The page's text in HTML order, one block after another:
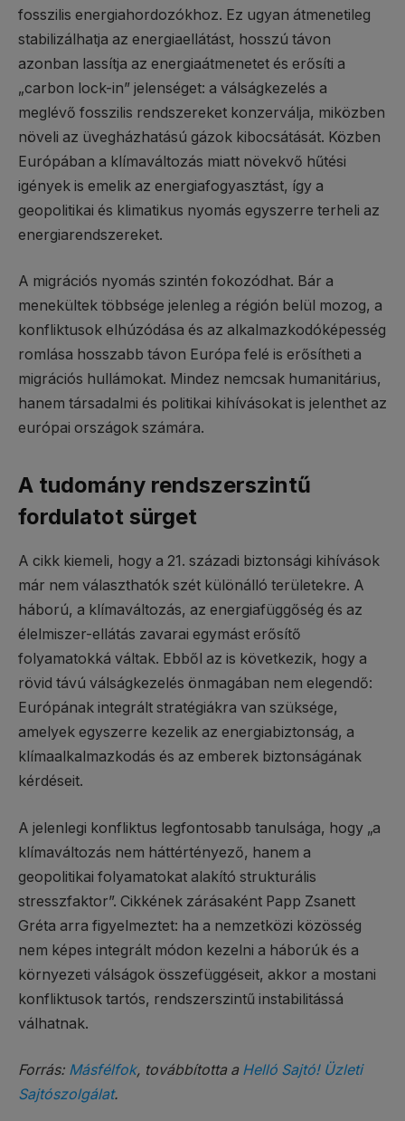
fosszilis energiahordozókhoz. Ez ugyan átmenetileg
stabilizálhatja az energiaellátást, hosszú távon
azonban lassítja az energiaátmenetet és erősíti a
„carbon lock-in” jelenséget: a válságkezelés a
meglévő fosszilis rendszereket konzerválja, miközben
növeli az üvegházhatású gázok kibocsátását. Közben
Európában a klímaváltozás miatt növekvő hűtési
igények is emelik az energiafogyasztást, így a
geopolitikai és klimatikus nyomás egyszerre terheli az
energiarendszereket.
A migrációs nyomás szintén fokozódhat. Bár a
menekültek többsége jelenleg a régión belül mozog, a
konfliktusok elhúzódása és az alkalmazkodóképesség
romlása hosszabb távon Európa felé is erősítheti a
migrációs hullámokat. Mindez nemcsak humanitárius,
hanem társadalmi és politikai kihívásokat is jelenthet az
európai országok számára.
A tudomány rendszerszintű
fordulatot sürget
A cikk kiemeli, hogy a 21. századi biztonsági kihívások
már nem választhatók szét különálló területekre. A
háború, a klímaváltozás, az energiafüggőség és az
élelmiszer-ellátás zavarai egymást erősítő
folyamatokká váltak. Ebből az is következik, hogy a
rövid távú válságkezelés önmagában nem elegendő:
Európának integrált stratégiákra van szüksége,
amelyek egyszerre kezelik az energiabiztonság, a
klímaalkalmazkodás és az emberek biztonságának
kérdéseit.
A jelenlegi konfliktus legfontosabb tanulsága, hogy „a
klímaváltozás nem háttértényező, hanem a
geopolitikai folyamatokat alakító strukturális
stresszfaktor”. Cikkének zárásaként Papp Zsanett
Gréta arra figyelmeztet: ha a nemzetközi közösség
nem képes integrált módon kezelni a háborúk és a
környezeti válságok összefüggéseit, akkor a mostani
konfliktusok tartós, rendszerszintű instabilitássá
válhatnak.
Forrás: Másfélfok, továbbította a Helló Sajtó! Üzleti
Sajtószolgálat.